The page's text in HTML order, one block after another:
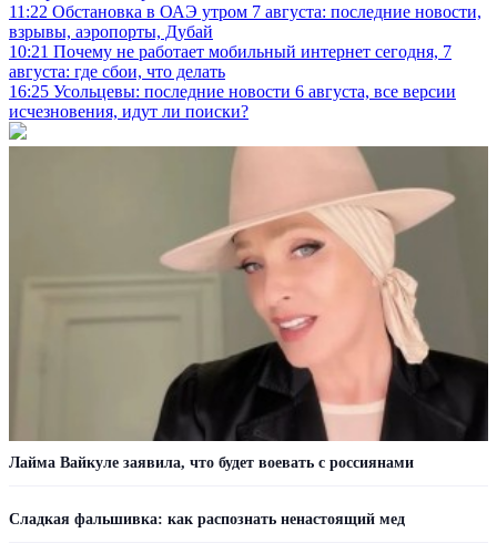
11:22 Обстановка в ОАЭ утром 7 августа: последние новости,
взрывы, аэропорты, Дубай
10:21 Почему не работает мобильный интернет сегодня, 7
августа: где сбои, что делать
16:25 Усольцевы: последние новости 6 августа, все версии
исчезновения, идут ли поиски?
Лайма Вайкуле заявила, что будет воевать с россиянами
Сладкая фальшивка: как распознать ненастоящий мед